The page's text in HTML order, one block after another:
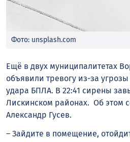
Фото: unsplash.com
Ещё в двух муниципалитетах
объявили тревогу из-за
удара БПЛА. В 22:41 сирены
Лискинском районах. Об этом
Александр Гусев.
– Зайдите в помещение,